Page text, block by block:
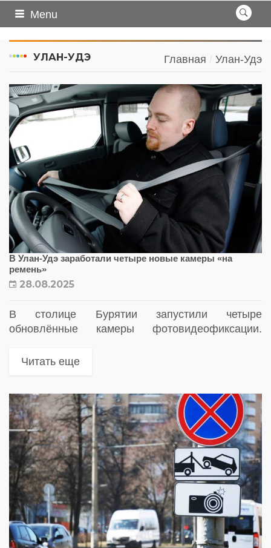
Menu
УЛАН-УДЭ Главная Улан-Удэ
В Улан-Удэ заработали четыре новые камеры «на
ремень»
28.08.2025
В столице Бурятии запустили четыре
обновлённые камеры фотовидеофиксации.
скорости, но и использование ремней
Читать еще